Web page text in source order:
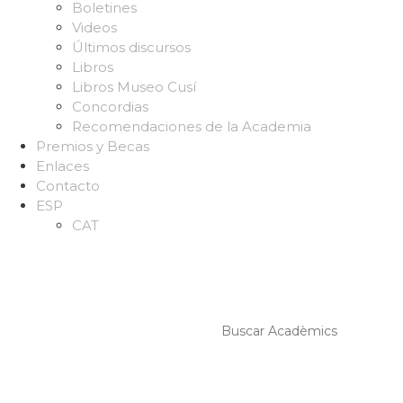
Boletines
Videos
Últimos discursos
Libros
Libros Museo Cusí
Concordias
Recomendaciones de la Academia
Premios y Becas
Enlaces
Contacto
ESP
CAT